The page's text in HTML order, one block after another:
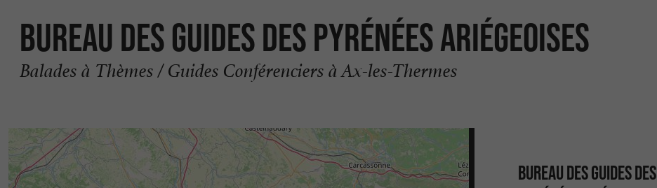
Bureau des Guides des Pyrénées Ariégeoises
Balades à Thèmes / Guides Conférenciers à Ax-les-Thermes
BUREAU DES GUIDES DES